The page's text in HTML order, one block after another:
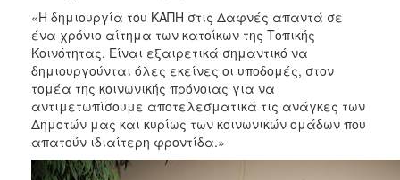
«Η δημιουργία του ΚΑΠΗ στις Δαφνές απαντά σε
ένα χρόνιο αίτημα των κατοίκων της Τοπικής
Κοινότητας. Είναι εξαιρετικά σημαντικό να
δημιουργούνται όλες εκείνες οι υποδομές, στον
τομέα της κοινωνικής πρόνοιας για να
αντιμετωπίσουμε αποτελεσματικά τις ανάγκες των
Δημοτών μας και κυρίως των κοινωνικών ομάδων που
απατούν ιδιαίτερη φροντίδα.»